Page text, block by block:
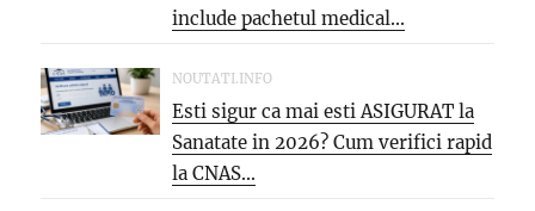
include pachetul medical...
NOUTATI.INFO
Esti sigur ca mai esti ASIGURAT la
Sanatate in 2026? Cum verifici rapid
la CNAS...